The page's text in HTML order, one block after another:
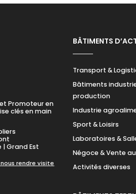
Promoteur en
clés en main
| Grand Est
rendre visite
BÂTIMENTS
Transport &
Bâtiments
production
Industrie
Sport & Loisirs
Laboratoires &
Négoce & Vente
Activités diverses